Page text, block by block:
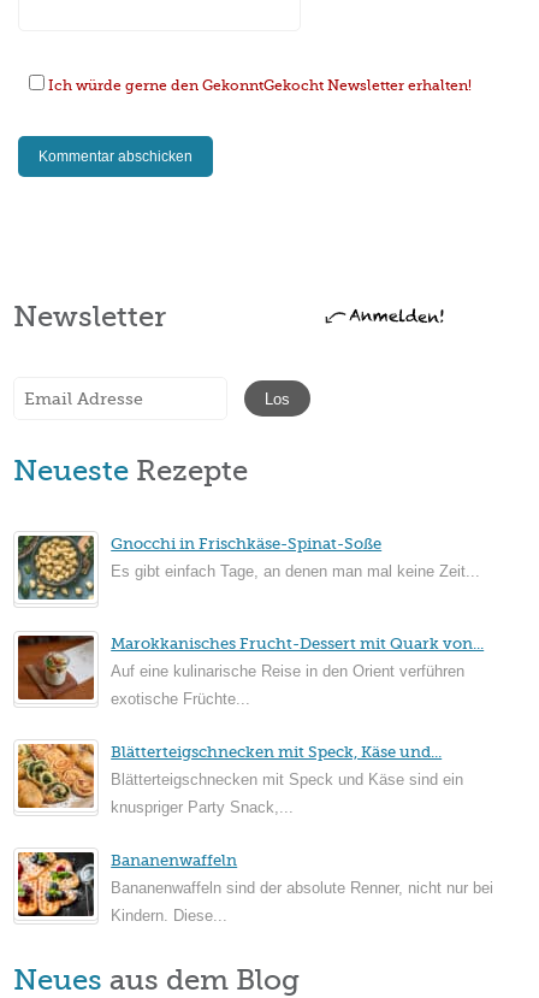
Ich würde gerne den GekonntGekocht Newsletter erhalten!
Newsletter
Neueste Rezepte
Gnocchi in Frischkäse-Spinat-Soße
Es gibt einfach Tage, an denen man mal keine Zeit...
Marokkanisches Frucht-Dessert mit Quark von...
Auf eine kulinarische Reise in den Orient verführen
exotische Früchte...
Blätterteigschnecken mit Speck, Käse und...
Blätterteigschnecken mit Speck und Käse sind ein
knuspriger Party Snack,...
Bananenwaffeln
Bananenwaffeln sind der absolute Renner, nicht nur bei
Kindern. Diese...
Neues aus dem Blog